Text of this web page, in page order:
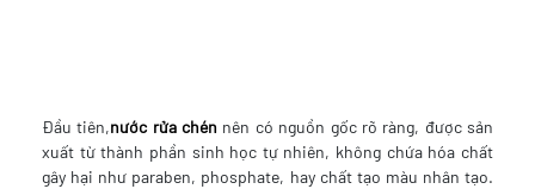
Đầu tiên,nước rửa chén nên có nguồn gốc rõ ràng, được sản
xuất từ thành phần sinh học tự nhiên, không chứa hóa chất
gây hại như paraben, phosphate, hay chất tạo màu nhân tạo.